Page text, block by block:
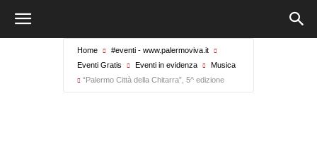
Home
#eventi - www.palermoviva.it
Eventi Gratis
Eventi in evidenza
Musica
“Palermo Città della Chitarra”, 5^ edizione